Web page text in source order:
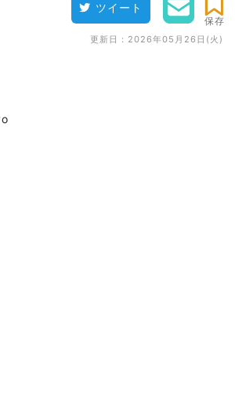
ツイート
保存
更新日： 2026年05月26日(火)